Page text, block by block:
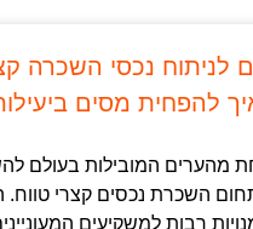
לניתוח נכסי השכרה
להפחית מסים
מהערים המובילות בעולם
השכרת נכסים קצרי טווח.
רבות למשקיעים